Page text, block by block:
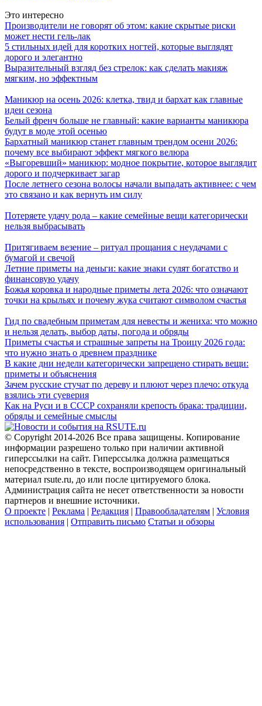
Это интересно
Производители не говорят об этом: какие скрытые риски
может нести гель-лак
5 стильных идей для коротких ногтей, которые выглядят
дорого и элегантно
Выразительный взгляд без стрелок: как сделать макияж
мягким, но эффектным
Маникюр на осень 2026: клетка, твид и бархат как главные
идеи сезона
Белый френч больше не главный: какие варианты маникюра
будут в моде этой осенью
Бархатный маникюр станет главным трендом осени 2026:
почему все выбирают эффект мягкого велюра
«Выгоревший» маникюр: модное покрытие, которое выглядит
дорого и подчеркивает загар
После летнего сезона волосы начали выпадать активнее: с чем
это связано и как вернуть им силу
Потеряете удачу рода – какие семейные вещи категорически
нельзя выбрасывать
Притягиваем везение – ритуал прощания с неудачами с
бумагой и свечой
Летние приметы на деньги: какие знаки сулят богатство и
финансовую удачу
Божья коровка и народные приметы лета 2026: что означают
точки на крыльях и почему жука считают символом счастья
Гид по свадебным приметам для невесты и жениха: что можно
и нельзя делать, выбор даты, погода и обряды
Приметы счастья и страшные запреты на Троицу 2026 года:
что нужно знать о древнем празднике
В какие дни недели категорически запрещено стирать вещи:
приметы и объяснения
Зачем русские стучат по дереву и плюют через плечо: откуда
взялись эти суеверия
Как на Руси и в СССР сохраняли крепость брака: традиции,
обряды и семейные смыслы
© Copyright 2014-2026 Все права защищены. Копирование
информации разрешено только при наличии активной
гиперссылки на сайт. Гиперссылка должна размещаться
непосредственно в тексте, воспроизводящем оригинальный
материал rsute.ru, до или после цитируемого блока.
Администрация сайта не несет ответственности за новости
партнеров и внешние источники.
О проекте | Реклама | Редакция | Правообладателям | Условия
использования | Отправить письмо Статьи и обзоры